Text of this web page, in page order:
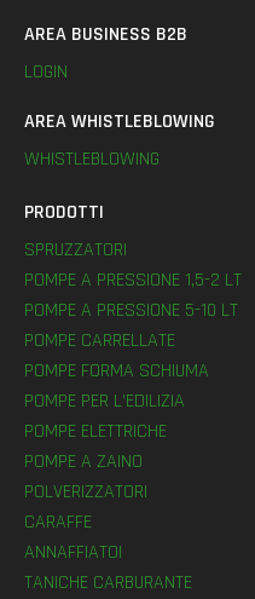
AREA BUSINESS B2B
LOGIN
AREA WHISTLEBLOWING
WHISTLEBLOWING
PRODOTTI
SPRUZZATORI
POMPE A PRESSIONE 1,5-2 LT
POMPE A PRESSIONE 5-10 LT
POMPE CARRELLATE
POMPE FORMA SCHIUMA
POMPE PER L’EDILIZIA
POMPE ELETTRICHE
POMPE A ZAINO
POLVERIZZATORI
CARAFFE
ANNAFFIATOI
TANICHE CARBURANTE